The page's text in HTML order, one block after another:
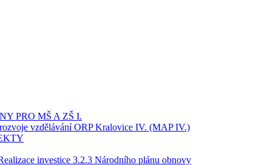
PRO MŠ A ZŠ I.
vzdělávání ORP Kralovice IV. (MAP IV.)
investice 3.2.3 Národního plánu obnovy